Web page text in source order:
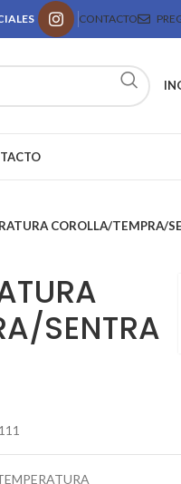
CONTACTO
COROLLA/TEMPRA/
SENTRA